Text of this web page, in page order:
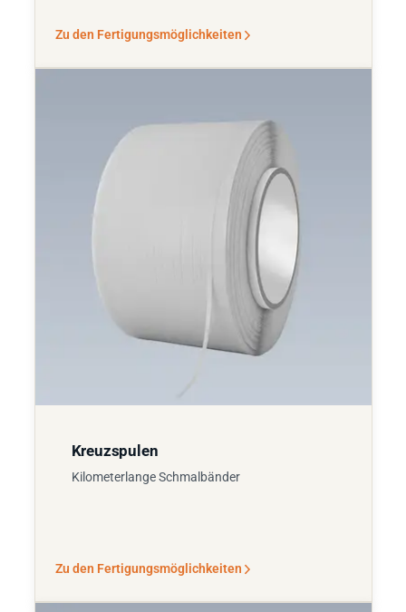
Zu den Fertigungsmöglichkeiten
Kreuzspulen
Kilometerlange Schmalbänder
Zu den Fertigungsmöglichkeiten